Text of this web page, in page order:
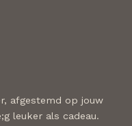
afgestemd op jouw
leuker als cadeau.